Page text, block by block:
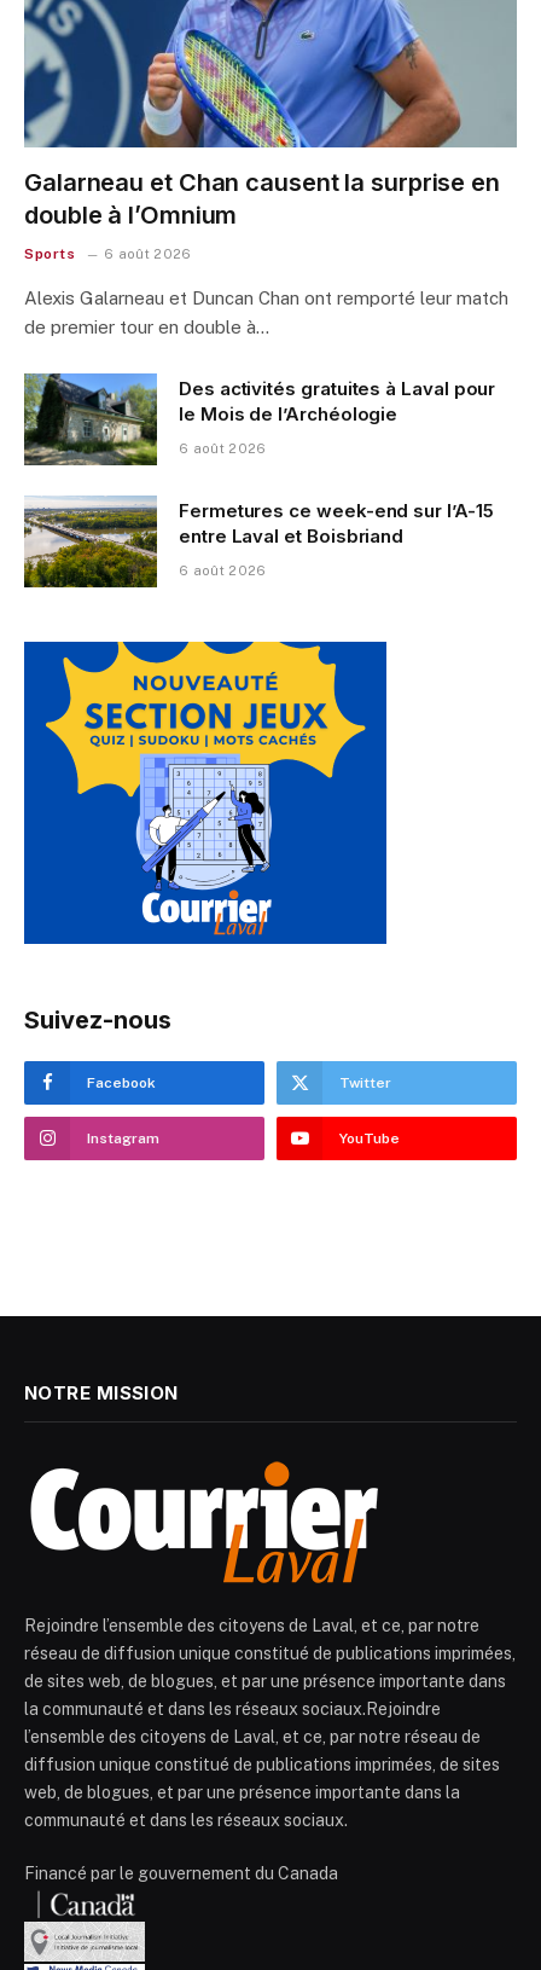
Galarneau et Chan causent la surprise en
double à l’Omnium
Sports 6 août 2026
Alexis Galarneau et Duncan Chan ont remporté leur match
de premier tour en double à…
Des activités gratuites à Laval pour
le Mois de l’Archéologie
6 août 2026
Fermetures ce week-end sur l’A-15
entre Laval et Boisbriand
6 août 2026
Suivez-nous
Facebook Twitter
Instagram YouTube
NOTRE MISSION
Rejoindre l’ensemble des citoyens de Laval, et ce, par notre
réseau de diffusion unique constitué de publications imprimées,
de sites web, de blogues, et par une présence importante dans
la communauté et dans les réseaux sociaux.Rejoindre
l’ensemble des citoyens de Laval, et ce, par notre réseau de
diffusion unique constitué de publications imprimées, de sites
web, de blogues, et par une présence importante dans la
communauté et dans les réseaux sociaux.
Financé par le gouvernement du Canada